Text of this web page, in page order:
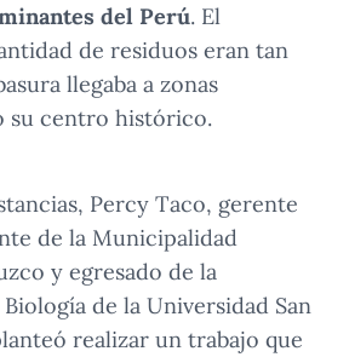
del Perú. El
de residuos eran tan
llegaba a zonas
su centro histórico.
Percy Taco, gerente
de la Municipalidad
y egresado de la
de la Universidad San
realizar un trabajo que